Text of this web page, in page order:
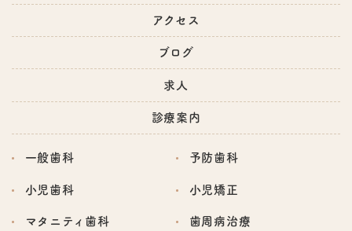
アクセス
ブログ
求人
診療案内
一般歯科 予防歯科
小児歯科 小児矯正
マタニティ歯科 歯周病治療